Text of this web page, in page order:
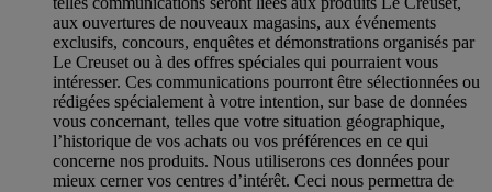
aux ouvertures de nouveaux magasins, aux événements
exclusifs, concours, enquêtes et démonstrations organisés par
Le Creuset ou à des offres spéciales qui pourraient vous
intéresser. Ces communications pourront être sélectionnées ou
rédigées spécialement à votre intention, sur base de données
vous concernant, telles que votre situation géographique,
l’historique de vos achats ou vos préférences en ce qui
concerne nos produits. Nous utiliserons ces données pour
mieux cerner vos centres d’intérêt. Ceci nous permettra de